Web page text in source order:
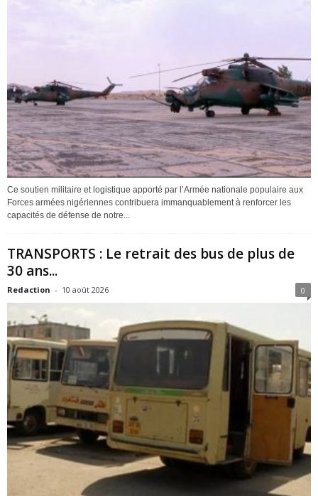
Ce soutien militaire et logistique apporté par l’Armée nationale populaire aux
Forces armées nigériennes contribuera immanquablement à renforcer les
capacités de défense de notre...
TRANSPORTS : Le retrait des bus de plus de
30 ans...
Redaction - 10 août 2026 0